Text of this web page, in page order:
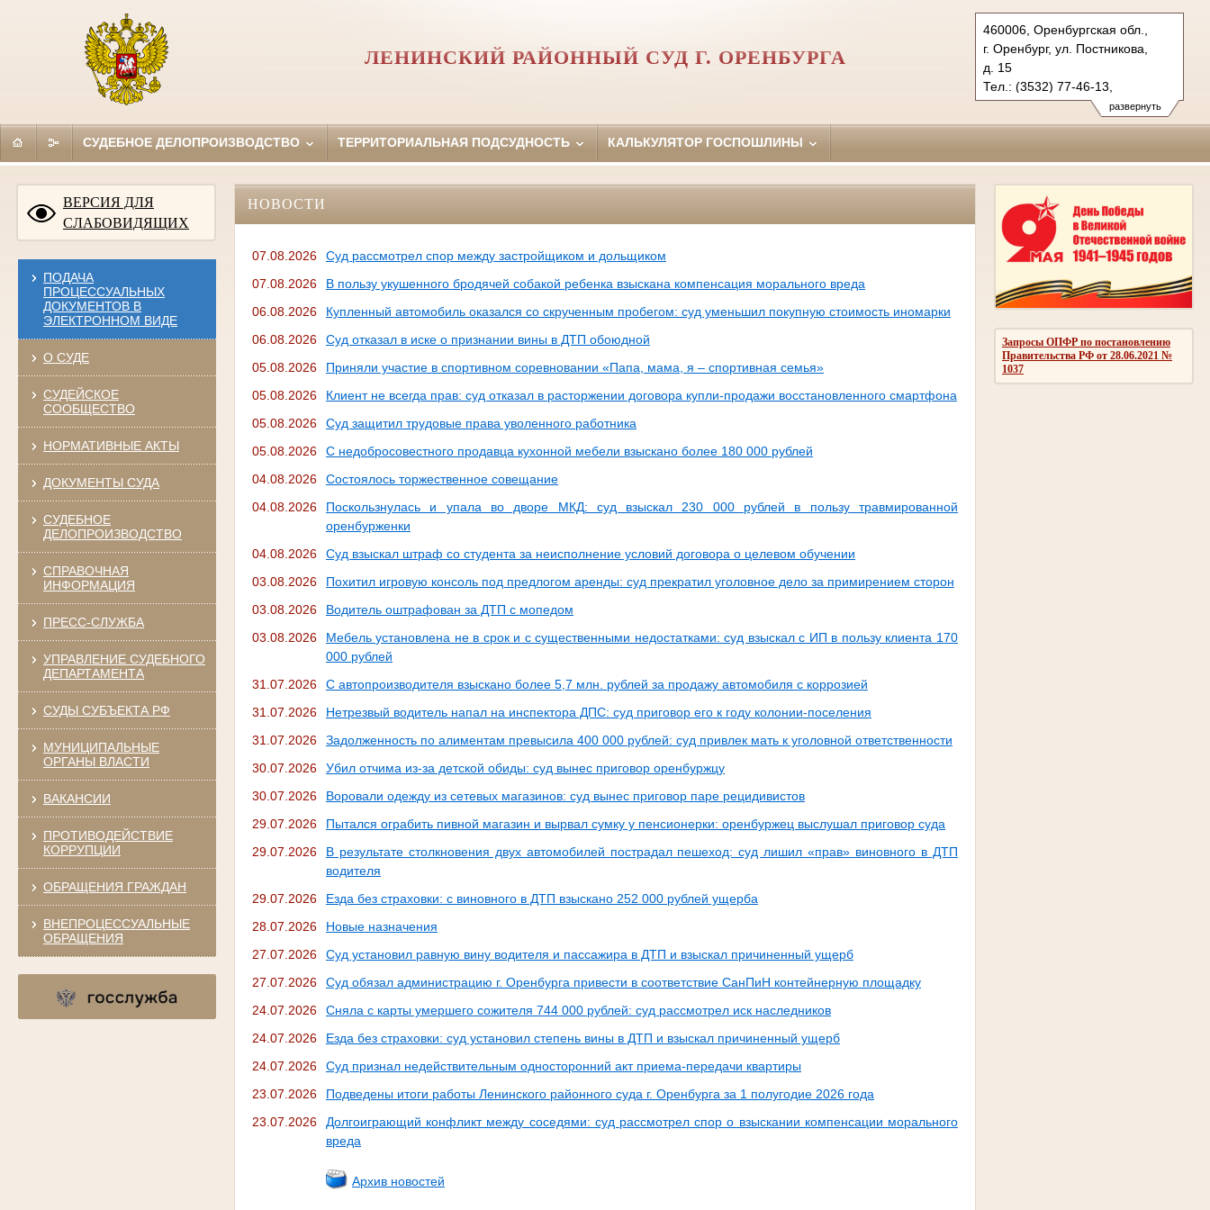
развернуть
460006, Оренбургская обл.,
г. Оренбург, ул. Постникова,
д. 15
Тел.: (3532) 77-46-13,
(3532) 77-47-30, (3532) 77-45-
90 (ф.)
ЛЕНИНСКИЙ РАЙОННЫЙ СУД Г. ОРЕНБУРГА
СУДЕБНОЕ ДЕЛОПРОИЗВОДСТВО ТЕРРИТОРИАЛЬНАЯ ПОДСУДНОСТЬ КАЛЬКУЛЯТОР ГОСПОШЛИНЫ
ВЕРСИЯ ДЛЯ
СЛАБОВИДЯЩИХ
ПОДАЧА
ПРОЦЕССУАЛЬНЫХ
ДОКУМЕНТОВ В
ЭЛЕКТРОННОМ ВИДЕ
О СУДЕ
СУДЕЙСКОЕ
СООБЩЕСТВО
НОРМАТИВНЫЕ АКТЫ
ДОКУМЕНТЫ СУДА
СУДЕБНОЕ
ДЕЛОПРОИЗВОДСТВО
СПРАВОЧНАЯ
ИНФОРМАЦИЯ
ПРЕСС-СЛУЖБА
УПРАВЛЕНИЕ СУДЕБНОГО
ДЕПАРТАМЕНТА
СУДЫ СУБЪЕКТА РФ
МУНИЦИПАЛЬНЫЕ
ОРГАНЫ ВЛАСТИ
ВАКАНСИИ
ПРОТИВОДЕЙСТВИЕ
КОРРУПЦИИ
ОБРАЩЕНИЯ ГРАЖДАН
ВНЕПРОЦЕССУАЛЬНЫЕ
ОБРАЩЕНИЯ
Запросы ОПФР по постановлению
Правительства РФ от 28.06.2021 №
1037
НОВОСТИ
07.08.2026
Суд рассмотрел спор между застройщиком и дольщиком
07.08.2026
В пользу укушенного бродячей собакой ребенка взыскана компенсация морального вреда
06.08.2026
Купленный автомобиль оказался со скрученным пробегом: суд уменьшил покупную стоимость иномарки
06.08.2026
Суд отказал в иске о признании вины в ДТП обоюдной
05.08.2026
Приняли участие в спортивном соревновании «Папа, мама, я – спортивная семья»
05.08.2026
Клиент не всегда прав: суд отказал в расторжении договора купли-продажи восстановленного смартфона
05.08.2026
Суд защитил трудовые права уволенного работника
05.08.2026
С недобросовестного продавца кухонной мебели взыскано более 180 000 рублей
04.08.2026
Состоялось торжественное совещание
04.08.2026
Поскользнулась и упала во дворе МКД: суд взыскал 230 000 рублей в пользу травмированной
оренбурженки
04.08.2026
Суд взыскал штраф со студента за неисполнение условий договора о целевом обучении
03.08.2026
Похитил игровую консоль под предлогом аренды: суд прекратил уголовное дело за примирением сторон
03.08.2026
Водитель оштрафован за ДТП с мопедом
03.08.2026
Мебель установлена не в срок и с существенными недостатками: суд взыскал с ИП в пользу клиента 170
000 рублей
31.07.2026
С автопроизводителя взыскано более 5,7 млн. рублей за продажу автомобиля с коррозией
31.07.2026
Нетрезвый водитель напал на инспектора ДПС: суд приговор его к году колонии-поселения
31.07.2026
Задолженность по алиментам превысила 400 000 рублей: суд привлек мать к уголовной ответственности
30.07.2026
Убил отчима из-за детской обиды: суд вынес приговор оренбуржцу
30.07.2026
Воровали одежду из сетевых магазинов: суд вынес приговор паре рецидивистов
29.07.2026
Пытался ограбить пивной магазин и вырвал сумку у пенсионерки: оренбуржец выслушал приговор суда
29.07.2026
В результате столкновения двух автомобилей пострадал пешеход: суд лишил «прав» виновного в ДТП
водителя
29.07.2026
Езда без страховки: с виновного в ДТП взыскано 252 000 рублей ущерба
28.07.2026
Новые назначения
27.07.2026
Суд установил равную вину водителя и пассажира в ДТП и взыскал причиненный ущерб
27.07.2026
Суд обязал администрацию г. Оренбурга привести в соответствие СанПиН контейнерную площадку
24.07.2026
Сняла с карты умершего сожителя 744 000 рублей: суд рассмотрел иск наследников
24.07.2026
Езда без страховки: суд установил степень вины в ДТП и взыскал причиненный ущерб
24.07.2026
Суд признал недействительным односторонний акт приема-передачи квартиры
23.07.2026
Подведены итоги работы Ленинского районного суда г. Оренбурга за 1 полугодие 2026 года
23.07.2026
Долгоиграющий конфликт между соседями: суд рассмотрел спор о взыскании компенсации морального
вреда
Архив новостей